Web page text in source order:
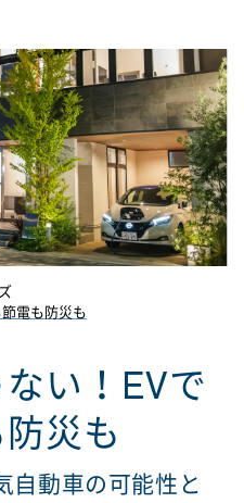
電も防災も
い！EVで
災も
自動車の可能性と